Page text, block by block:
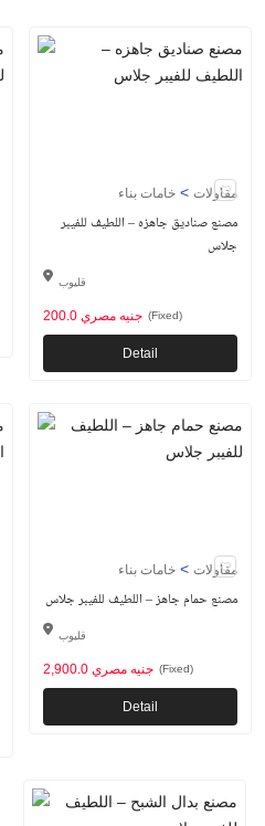
مقاولات > خامات بناء
مصنع صناديق جاهزه – اللطيف للفيبر
جلاس
قليوب
200.0 جنيه مصري (Fixed)
Detail
مقاولات > خامات بناء
مصنع حمام جاهز – اللطيف للفيبر جلاس
قليوب
2,900.0 جنيه مصري (Fixed)
Detail